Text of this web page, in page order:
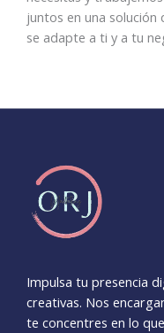
juntos en una solución
se adapte a ti y a tu
Impulsa tu presencia
creativas. Nos
te concentres en lo